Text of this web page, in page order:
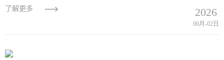
CCTV-1综合频道与CCTV-17农业农村频道两大传播平台，以
了解更多 2026
06月-02日